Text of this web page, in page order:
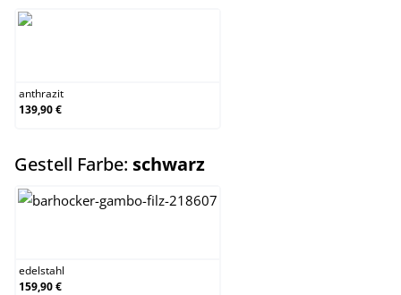
anthrazit
139,90 €
Gestell Farbe: schwarzauswählen
edelstahl
159,90 €